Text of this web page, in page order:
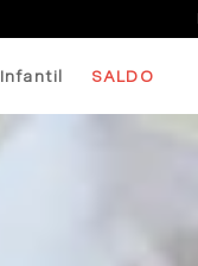
Infantil SALDO